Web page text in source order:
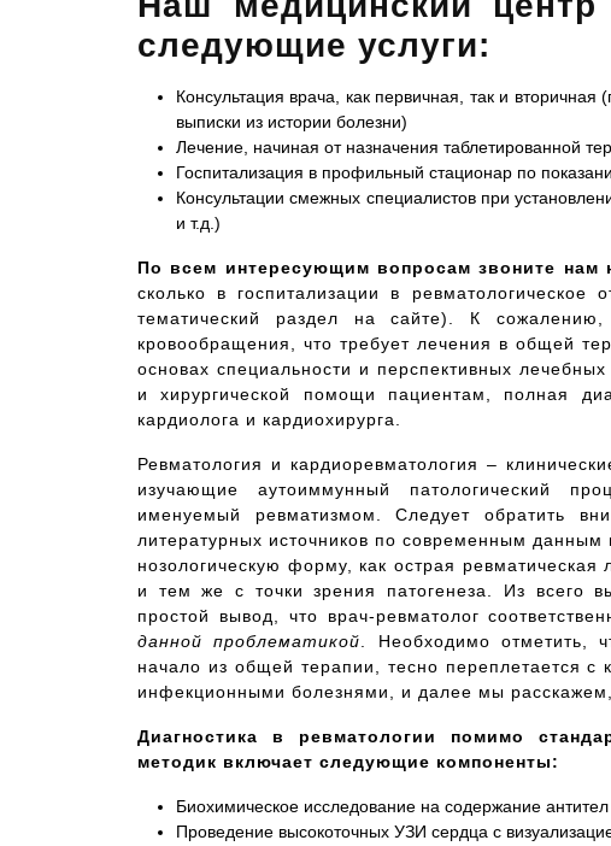
следующие услуги:
Консультация врача, как первичная, так и
выписки из истории болезни)
Лечение, начиная от назначения таблетированной
Госпитализация в профильный стационар по
Консультации смежных специалистов при
и т.д.)
По всем интересующим вопросам звоните нам
сколько в госпитализации в ревматологическое
тематический раздел на сайте). К
кровообращения, что требует лечения в общей
основах специальности и перспективных
и хирургической помощи пациентам, полная
кардиолога и кардиохирурга.
Ревматология и кардиоревматология –
изучающие аутоиммунный патологический
именуемый ревматизмом. Следует обратить
литературных источников по современным данным
нозологическую форму, как острая ревматическая
и тем же с точки зрения патогенеза. Из всего
простой вывод, что врач-ревматолог
данной проблематикой . Необходимо отметить,
начало из общей терапии, тесно переплетается с
инфекционными болезнями, и далее мы расскажем,
Диагностика в ревматологии помимо
методик включает следующие компоненты:
Биохимическое исследование на содержание
Проведение высокоточных УЗИ сердца с